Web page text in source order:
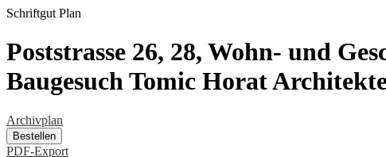
Schriftgut Plan
Poststrasse 26, 28, Wohn- und
Baugesuch Tomic Horat
Archivplan
Bestellen
PDF-Export